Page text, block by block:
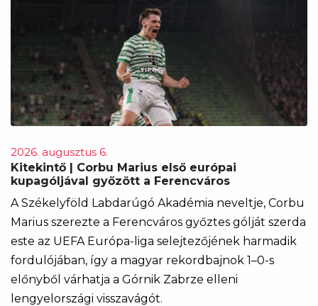
2026. augusztus 6.
Kitekintő | Corbu Marius első európai
kupagóljával győzött a Ferencváros
A Székelyföld Labdarúgó Akadémia neveltje, Corbu
Marius szerezte a Ferencváros győztes gólját szerda
este az UEFA Európa-liga selejtezőjének harmadik
fordulójában, így a magyar rekordbajnok 1–0-s
előnyből várhatja a Górnik Zabrze elleni
lengyelországi visszavágót.